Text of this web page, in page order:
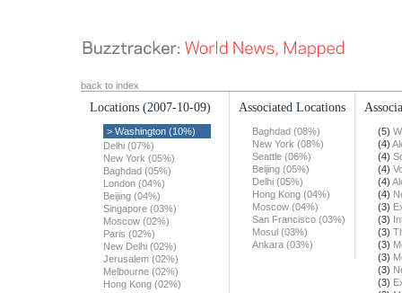
back to index
Locations (2007-10-09)
> Washington (10%)
Delhi (07%)
New York (05%)
Baghdad (05%)
London (04%)
Beijing (04%)
Singapore (03%)
Moscow (02%)
Paris (02%)
New Delhi (02%)
Jerusalem (02%)
Melbourne (02%)
Hong Kong (02%)
Associated Locations
Baghdad (08%)
New York (08%)
Seattle (06%)
Beijing (05%)
Delhi (05%)
Hong Kong (04%)
Moscow (04%)
San Francisco (03%)
Mosul (03%)
Ankara (03%)
(5)
(4)
(4)
(4)
(4)
(4)
(3)
(3)
(3)
(3)
(3)
(3)
(3)